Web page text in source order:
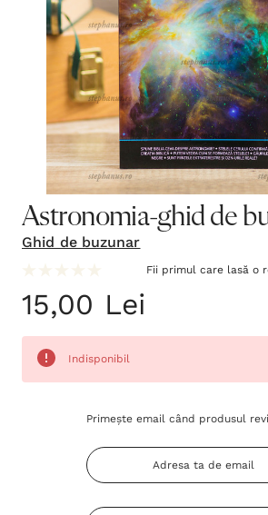
Astronomia-ghid de
Ghid de buzunar
Fii primul care lasă o
15,00 Lei
Indisponibil
Primește email când produsul